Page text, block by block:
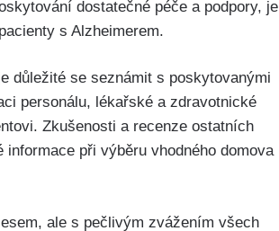
dostatečné péče a podpory, je
s Alzheimerem.
důležité se seznámit s poskytovanými
personálu, lékařské a zdravotnické
Zkušenosti a recenze ostatních
při výběru vhodného domova
ale s pečlivým zvážením všech